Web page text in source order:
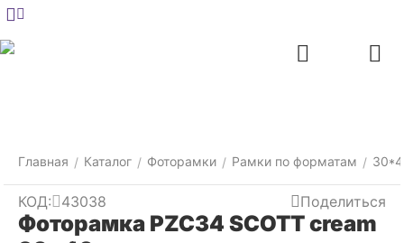
Главная / Каталог / Фоторамки / Рамки по форматам /
КОД: 43038 Поделиться
Фоторамка PZC34 SCOTT cream